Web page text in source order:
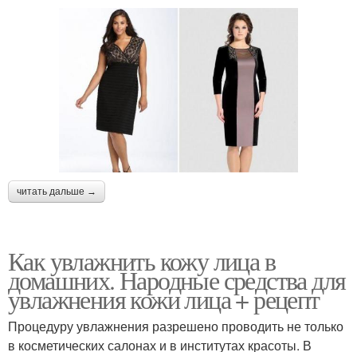
читать дальше →
Как увлажнить кожу лица в
домашних. Народные средства для
увлажнения кожи лица + рецепт
Процедуру увлажнения разрешено проводить не только
в косметических салонах и в институтах красоты. В